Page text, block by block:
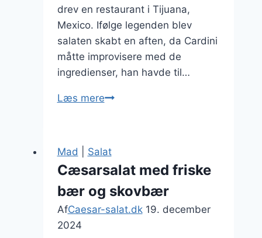
drev en restaurant i Tijuana,
Mexico. Ifølge legenden blev
salaten skabt en aften, da Cardini
måtte improvisere med de
ingredienser, han havde til…
Læs mereCæsarsalat
i
hver
bid
Mad Salat
Cæsarsalat med friske
bær og skovbær
AfCaesar-salat.dk 19. december
2024